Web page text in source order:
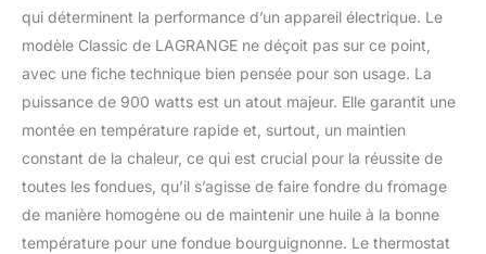
qui déterminent la performance d’un appareil électrique. Le
modèle Classic de LAGRANGE ne déçoit pas sur ce point,
avec une fiche technique bien pensée pour son usage. La
puissance de 900 watts est un atout majeur. Elle garantit une
montée en température rapide et, surtout, un maintien
constant de la chaleur, ce qui est crucial pour la réussite de
toutes les fondues, qu’il s’agisse de faire fondre du fromage
de manière homogène ou de maintenir une huile à la bonne
température pour une fondue bourguignonne. Le thermostat